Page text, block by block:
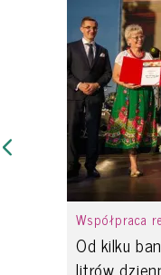
Współpraca
Od kilku